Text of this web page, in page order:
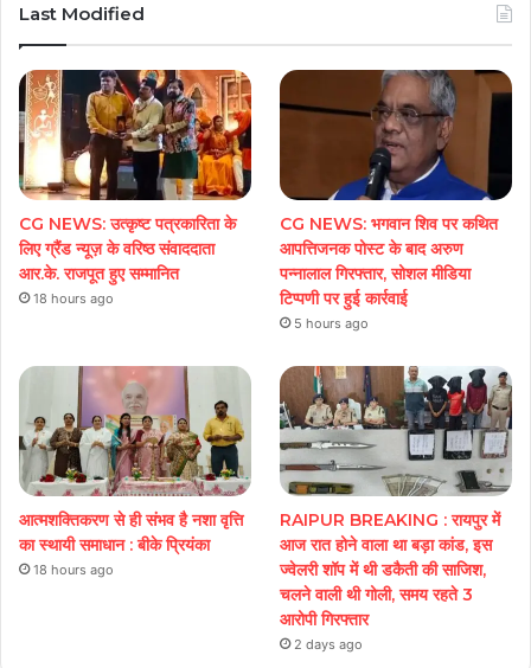
Last Modified
CG NEWS: उत्कृष्ट पत्रकारिता के
लिए ग्रैंड न्यूज़ के वरिष्ठ संवाददाता
आर.के. राजपूत हुए सम्मानित
18 hours ago
CG NEWS: भगवान शिव पर कथित
आपत्तिजनक पोस्ट के बाद अरुण
पन्नालाल गिरफ्तार, सोशल मीडिया
टिप्पणी पर हुई कार्रवाई
5 hours ago
आत्मशक्तिकरण से ही संभव है नशा वृत्ति
का स्थायी समाधान : बीके प्रियंका
18 hours ago
RAIPUR BREAKING : रायपुर में
आज रात होने वाला था बड़ा कांड, इस
ज्वेलरी शॉप में थी डकैती की साजिश,
चलने वाली थी गोली, समय रहते 3
आरोपी गिरफ्तार
2 days ago